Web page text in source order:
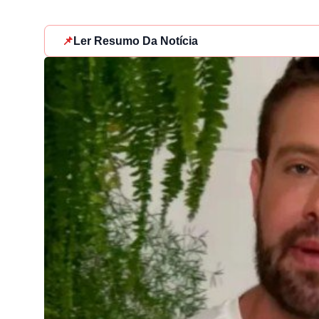
📌 Ler Resumo Da Notícia